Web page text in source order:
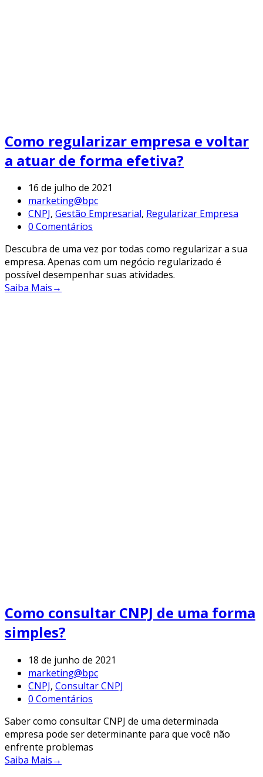
Como regularizar empresa e voltar
a atuar de forma efetiva?
16 de julho de 2021
marketing@bpc
CNPJ, Gestão Empresarial, Regularizar Empresa
0 Comentários
Descubra de uma vez por todas como regularizar a sua
empresa. Apenas com um negócio regularizado é
possível desempenhar suas atividades.
Saiba Mais→
Como consultar CNPJ de uma forma
simples?
18 de junho de 2021
marketing@bpc
CNPJ, Consultar CNPJ
0 Comentários
Saber como consultar CNPJ de uma determinada
empresa pode ser determinante para que você não
enfrente problemas
Saiba Mais→